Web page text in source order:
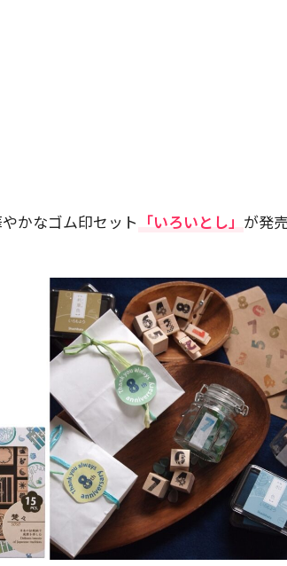
かなゴム印セット 「いろいとし」 が発